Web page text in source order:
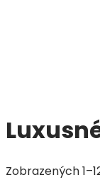
Zobrazených